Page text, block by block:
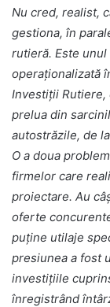
Nu cred, realist,
gestiona, în
rutieră. Este
operaționalizată
Investiții Rutiere,
prelua din
autostrăzile, de
O a doua
firmelor care
proiectare. Au
oferte
puține utilaje
presiunea a fost
investițiile
înregistrând